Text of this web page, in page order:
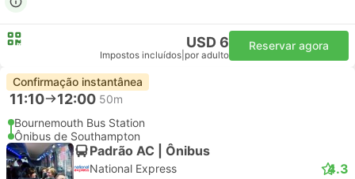
USD 6
Impostos incluídos por adulto
Reservar agora
Confirmação instantânea
11:10 12:00 50m
Bournemouth Bus Station
Ônibus de Southampton
Padrão AC | Ônibus
National Express 4.3